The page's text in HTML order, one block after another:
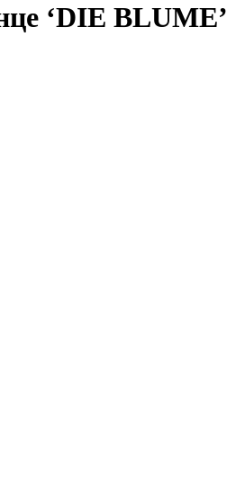
‘DIE BLUME’